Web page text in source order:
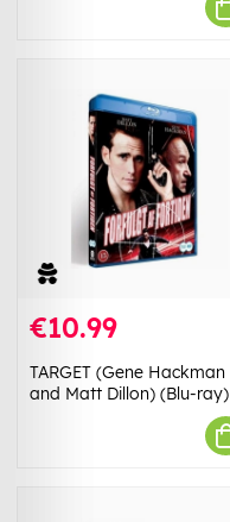
€10.99
TARGET (Gene Hackman
and Matt Dillon) (Blu-ray)